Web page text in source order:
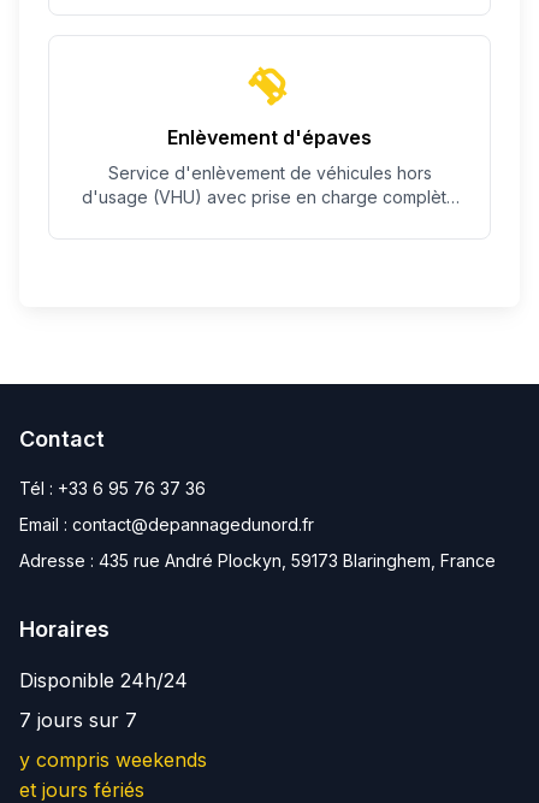
Enlèvement d'épaves
Service d'enlèvement de véhicules hors
d'usage (VHU) avec prise en charge complète
Contact
Tél : +33 6 95 76 37 36
Email : contact@depannagedunord.fr
Adresse : 435 rue André Plockyn, 59173 Blaringhem, France
Horaires
Disponible 24h/24
7 jours sur 7
y compris weekends
et jours fériés